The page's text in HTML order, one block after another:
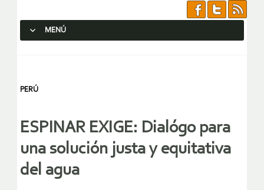
MENÚ
PERÚ
ESPINAR EXIGE: Dialógo para
una solución justa y equitativa
del agua